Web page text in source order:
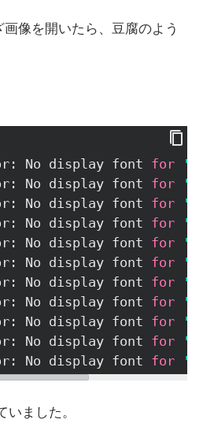
像を開いたら、豆腐のよう
No display font for
No display font for
No display font for
No display font for
No display font for
No display font for
No display font for
No display font for
No display font for
No display font for
No display font for
ました。